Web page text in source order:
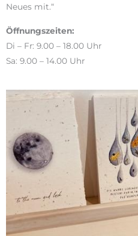
Neues mit.“
Öffnungszeiten:
Di – Fr: 9.00 – 18.00 Uhr
Sa: 9.00 – 14.00 Uhr